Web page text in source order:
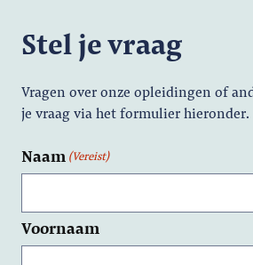
Stel je vraag
Vragen over onze opleidingen of
je vraag via het formulier hieronder.
Naam (Vereist)
Voornaam